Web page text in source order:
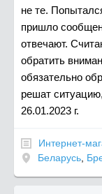
не те.
пришло
отвечают.
обратить
обязательно
решат
26.01.2023 г.
Интернет-
Беларусь